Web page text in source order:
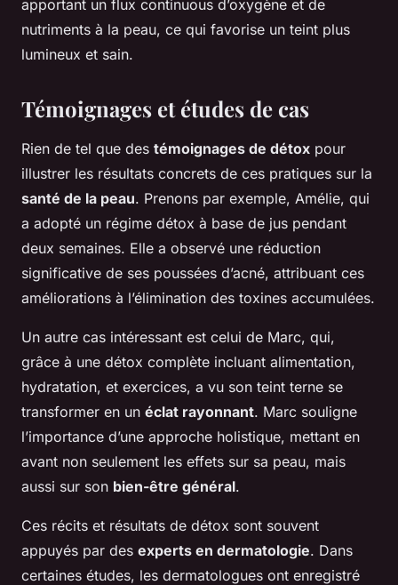
apportant un flux continuous d’oxygène et de
nutriments à la peau, ce qui favorise un teint plus
lumineux et sain.
Témoignages et études de cas
Rien de tel que des témoignages de détox pour
illustrer les résultats concrets de ces pratiques sur la
santé de la peau. Prenons par exemple, Amélie, qui
a adopté un régime détox à base de jus pendant
deux semaines. Elle a observé une réduction
significative de ses poussées d’acné, attribuant ces
améliorations à l’élimination des toxines accumulées.
Un autre cas intéressant est celui de Marc, qui,
grâce à une détox complète incluant alimentation,
hydratation, et exercices, a vu son teint terne se
transformer en un éclat rayonnant. Marc souligne
l’importance d’une approche holistique, mettant en
avant non seulement les effets sur sa peau, mais
aussi sur son bien-être général.
Ces récits et résultats de détox sont souvent
appuyés par des experts en dermatologie. Dans
certaines études, les dermatologues ont enregistré